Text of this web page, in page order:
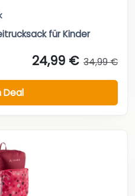
für Kinder
24,99 € 34,99 €
Deal